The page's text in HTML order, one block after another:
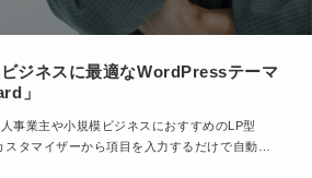
ジネスに最適なWordPressテーマ
」
タマイザーから項目を入力するだけで自動…